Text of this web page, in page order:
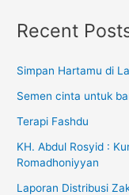
Recent
Simpan Hartamu di
Semen cinta untuk
Terapi Fashdu
KH. Abdul Rosyid :
Romadhoniyyan
Laporan Distribusi